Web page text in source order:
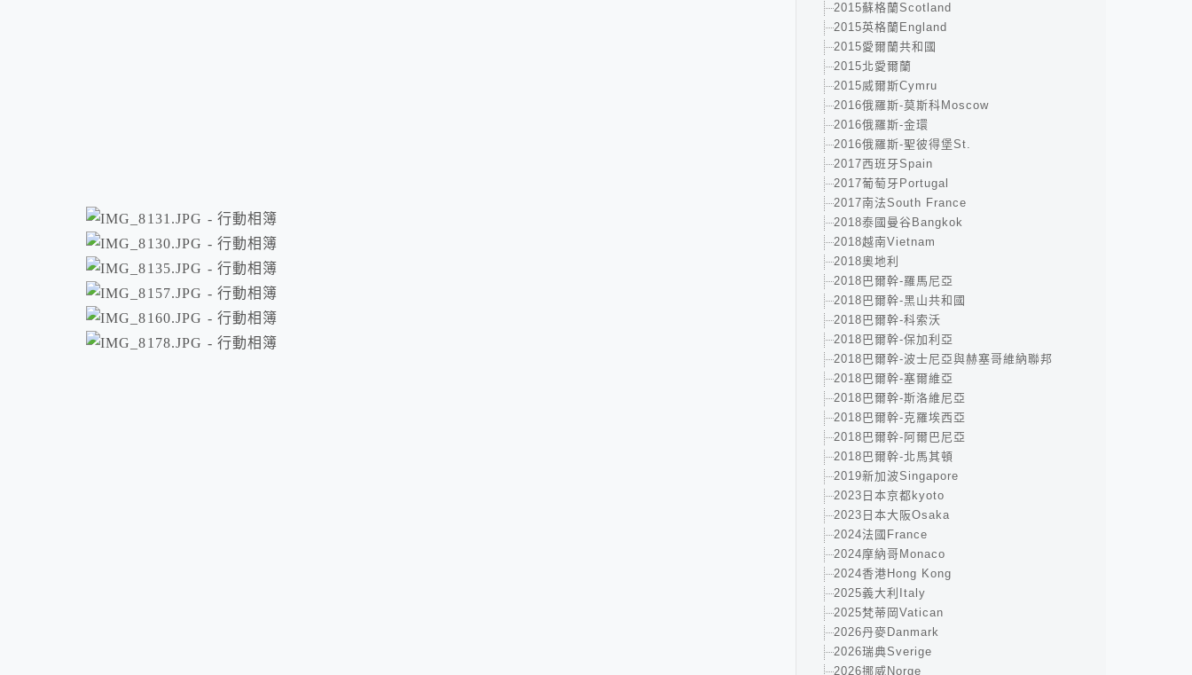
2015蘇格蘭Scotland
2015英格蘭England
2015愛爾蘭共和國
2015北愛爾蘭
2015威爾斯Cymru
2016俄羅斯-莫斯科Moscow
2016俄羅斯-金環
2016俄羅斯-聖彼得堡St.
2017西班牙Spain
2017葡萄牙Portugal
2017南法South France
2018泰國曼谷Bangkok
2018越南Vietnam
2018奧地利
2018巴爾幹-羅馬尼亞
2018巴爾幹-黑山共和國
2018巴爾幹-科索沃
2018巴爾幹-保加利亞
2018巴爾幹-波士尼亞與赫塞哥維納聯邦
2018巴爾幹-塞爾維亞
2018巴爾幹-斯洛維尼亞
2018巴爾幹-克羅埃西亞
2018巴爾幹-阿爾巴尼亞
2018巴爾幹-北馬其頓
2019新加波Singapore
2023日本京都kyoto
2023日本大阪Osaka
2024法國France
2024摩納哥Monaco
2024香港Hong Kong
2025義大利Italy
2025梵蒂岡Vatican
2026丹麥Danmark
2026瑞典Sverige
2026挪威Norge